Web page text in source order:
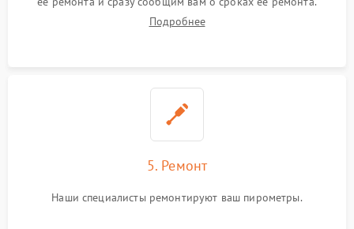
Подробнее
5. Ремонт
Наши специалисты ремонтируют ваш пирометры.